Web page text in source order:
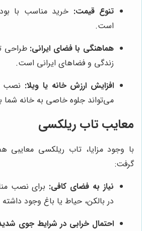
تنوع قیمت: خرید مناسب با
است.
هماهنگی با فضای ایرانی: طراحی
زندگی و فضاهای ایرانی است.
افزایش ارزش خانه یا ویلا: نصب
می‌تواند جلوه خاصی به خانه شما
معایب تاب ریلکسی
با وجود مزایا، تاب ریلکسی معایبی
گرفت:
نیاز به فضای کافی: برای نصب
در بالکن، حیاط یا باغ وجود
احتمال خرابی در شرایط جوی